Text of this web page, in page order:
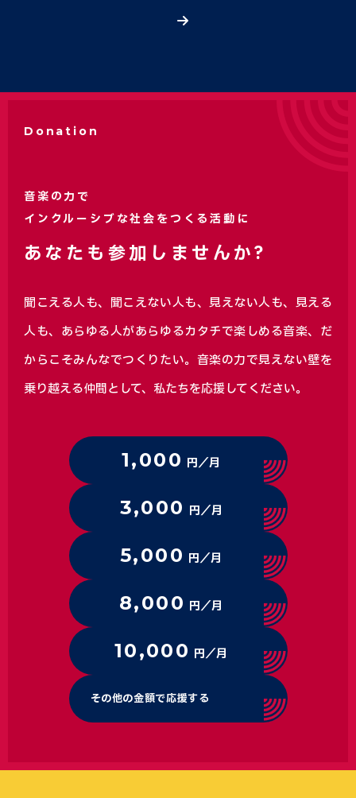
Donation
音楽の力で
インクルーシブな社会をつくる活動に
あなたも参加しませんか?
聞こえる人も、聞こえない人も、見えない人も、見える
人も、あらゆる人があらゆるカタチで楽しめる音楽、 だ
からこそみんなでつくりたい。音楽の力で見えない壁を
乗り越える仲間として、私たちを応援してください。
1,000 円／月
3,000 円／月
5,000 円／月
8,000 円／月
10,000 円／月
その他の金額で応援する